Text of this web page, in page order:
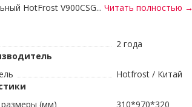
HotFrost V900CSG... Читать полностью →
2 года
Hotfrost / Китай
(мм)
310*970*320